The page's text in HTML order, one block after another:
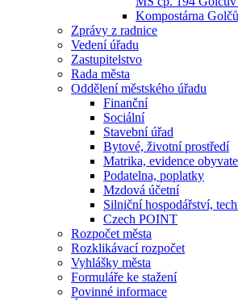
Kompostárna
Zprávy z radnice
Vedení úřadu
Zastupitelstvo
Rada města
Oddělení městského úřadu
Finanční
Sociální
Stavební úřad
Bytové, životní prostředí
Matrika, evidence
Podatelna, poplatky
Mzdová účetní
Silniční hospodářství,
Czech POINT
Rozpočet města
Rozklikávací rozpočet
Vyhlášky města
Formuláře ke stažení
Povinné informace